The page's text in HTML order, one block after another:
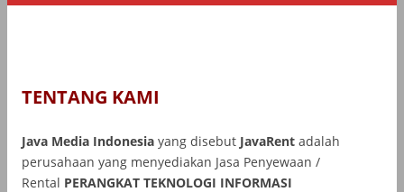
TENTANG KAMI
Java Media Indonesia yang disebut JavaRent adalah
perusahaan yang menyediakan Jasa Penyewaan /
Rental PERANGKAT TEKNOLOGI INFORMASI